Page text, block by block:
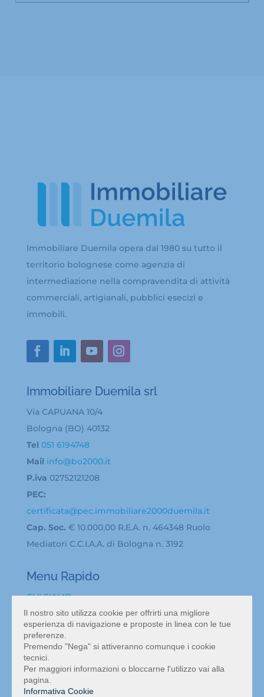
Immobiliare Duemila opera dal 1980 su tutto il
territorio bolognese come agenzia di
intermediazione nella compravendita di attività
commerciali, artigianali, pubblici esecizi e
immobili.
Immobiliare Duemila srl
Via CAPUANA 10/4
Bologna (BO) 40132
Tel 051 6194748
Mail info@bo2000.it
P.iva 02752121208
PEC:
certificata@pec.immobiliare2000duemila.it
Cap. Soc. € 10.000,00 R.E.A. n. 464348 Ruolo
Mediatori C.C.I.A.A. di Bologna n. 3192
Menu Rapido
CHI SIAMO
BACHECA ANNUNCI
ATTIVITA’ IN VENDITA A BOLOGNA
VALUTAZIONE ATTIVITÀ COMMERCIALE BOLOGNA
NEWS
CONTATTI
Il nostro sito utilizza cookie per offrirti una migliore
esperienza di navigazione e proposte in linea con le tue
preferenze.
Premendo "Nega" si attiveranno comunque i cookie
tecnici.
Per maggiori informazioni o bloccarne l'utilizzo vai alla
pagina.
Informativa Cookie